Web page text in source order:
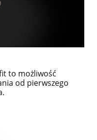
to możliwość
od pierwszego